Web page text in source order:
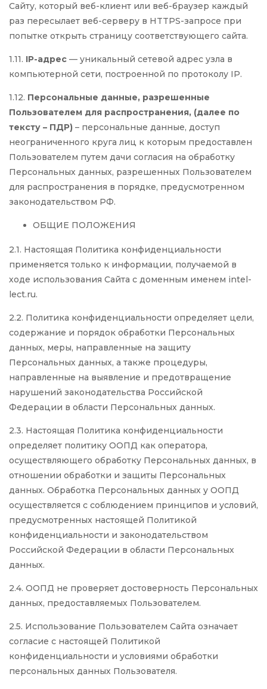
Сайту, который веб-клиент или веб-браузер каждый
раз пересылает веб-серверу в HTTPS-запросе при
попытке открыть страницу соответствующего сайта.
1.11. IP-адрес — уникальный сетевой адрес узла в
компьютерной сети, построенной по протоколу IP.
1.12. Персональные данные, разрешенные
Пользователем для распространения, (далее по
тексту – ПДР) – персональные данные, доступ
неограниченного круга лиц к которым предоставлен
Пользователем путем дачи согласия на обработку
Персональных данных, разрешенных Пользователем
для распространения в порядке, предусмотренном
законодательством РФ.
ОБЩИЕ ПОЛОЖЕНИЯ
2.1. Настоящая Политика конфиденциальности
применяется только к информации, получаемой в
ходе использования Сайта с доменным именем intel-
lect.ru.
2.2. Политика конфиденциальности определяет цели,
содержание и порядок обработки Персональных
данных, меры, направленные на защиту
Персональных данных, а также процедуры,
направленные на выявление и предотвращение
нарушений законодательства Российской
Федерации в области Персональных данных.
2.3. Настоящая Политика конфиденциальности
определяет политику ООПД как оператора,
осуществляющего обработку Персональных данных, в
отношении обработки и защиты Персональных
данных. Обработка Персональных данных у ООПД
осуществляется с соблюдением принципов и условий,
предусмотренных настоящей Политикой
конфиденциальности и законодательством
Российской Федерации в области Персональных
данных.
2.4. ООПД не проверяет достоверность Персональных
данных, предоставляемых Пользователем.
2.5. Использование Пользователем Сайта означает
согласие с настоящей Политикой
конфиденциальности и условиями обработки
персональных данных Пользователя.